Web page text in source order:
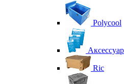
Polycool
Ric